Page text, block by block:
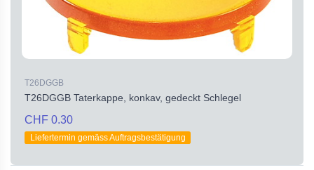
T26DGGB
T26DGGB Taterkappe, konkav, gedeckt Schlegel
CHF 0.30
Liefertermin gemäss Auftragsbestätigung